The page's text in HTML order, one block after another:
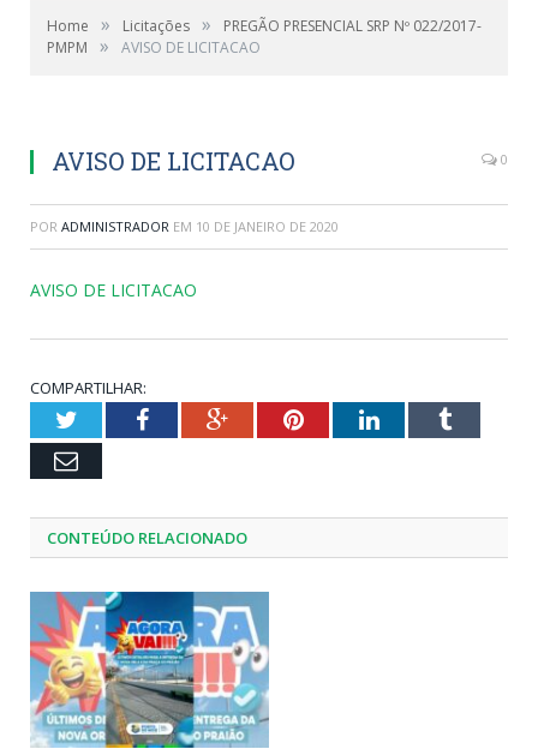
Home » Licitações »
PREGÃO PRESENCIAL SRP Nº 022/2017-
PMPM
» AVISO DE LICITACAO
AVISO DE LICITACAO 0
POR ADMINISTRADOR EM 10 DE JANEIRO DE 2020
AVISO DE LICITACAO
COMPARTILHAR:
TwitterFacebookGoogle+PinterestLinkedInTumblr
Email
CONTEÚDO RELACIONADO